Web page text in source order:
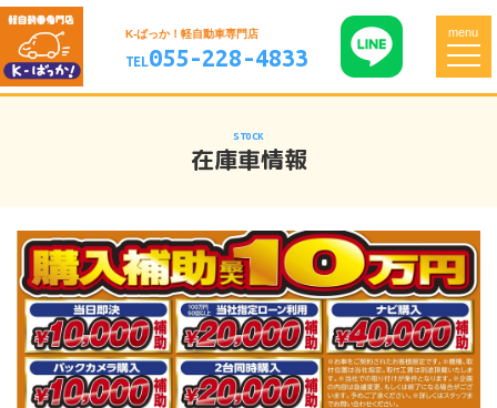
K-ばっか！軽自動車専門店
TEL055-228-4833
menu
STOCK
在庫車情報